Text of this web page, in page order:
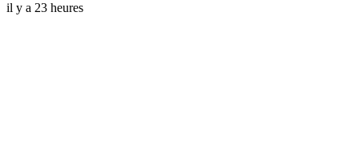
il y a 23 heures